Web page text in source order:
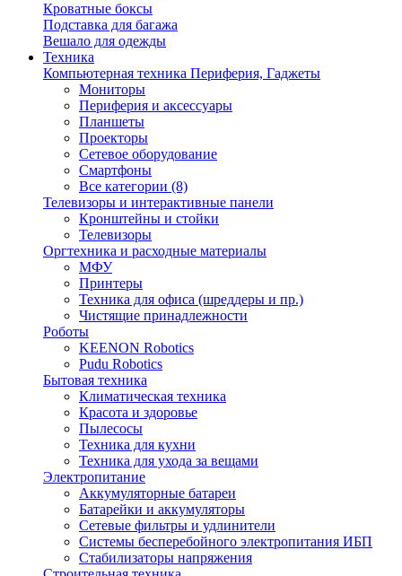
Кроватные боксы
Подставка для багажа
Вешало для одежды
Техника
Компьютерная техника Периферия, Гаджеты
Мониторы
Периферия и аксессуары
Планшеты
Проекторы
Сетевое оборудование
Смартфоны
Все категории (8)
Телевизоры и интерактивные панели
Кронштейны и стойки
Телевизоры
Оргтехника и расходные материалы
МФУ
Принтеры
Техника для офиса (шреддеры и пр.)
Чистящие принадлежности
Роботы
KEENON Robotics
Pudu Robotics
Бытовая техника
Климатическая техника
Красота и здоровье
Пылесосы
Техника для кухни
Техника для ухода за вещами
Электропитание
Аккумуляторные батареи
Батарейки и аккумуляторы
Сетевые фильтры и удлинители
Системы бесперебойного электропитания ИБП
Стабилизаторы напряжения